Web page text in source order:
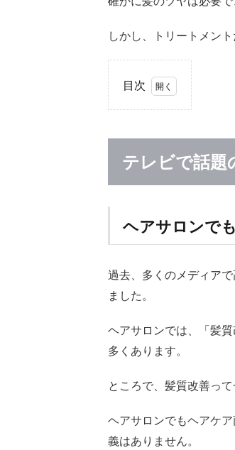
しかし、トリートメン
目次
ビで
の“髪
1.1
サロ
ンで
もよ
く髪
善
1.2
トリ
ート
テレビで話題
ヘアサロンで
過去、多くのメディア
ました。
ヘアサロンでは、「髪
多くあります。
ところで、髪質改善っ
ヘアサロンでもヘアケ
義はありません。